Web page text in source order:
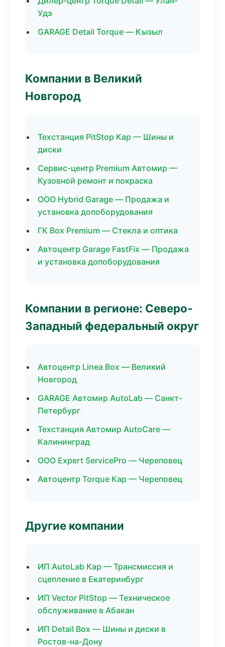
Удэ
GARAGE Detail Torque — Кызыл
Компании в Великий
Новгород
Техстанция PitStop Кар — Шины и
диски
Сервис-центр Premium Автомир —
Кузовной ремонт и покраска
ООО Hybrid Garage — Продажа и
установка допоборудования
ГК Box Premium — Стекла и оптика
Автоцентр Garage FastFix — Продажа
и установка допоборудования
Компании в регионе: Северо-
Западный федеральный округ
Автоцентр Linea Box — Великий
Новгород
GARAGE Автомир AutoLab — Санкт-
Петербург
Техстанция Автомир AutoCare —
Калининград
ООО Expert ServicePro — Череповец
Автоцентр Torque Кар — Череповец
Другие компании
ИП AutoLab Кар — Трансмиссия и
сцепление в Екатеринбург
ИП Vector PitStop — Техническое
обслуживание в Абакан
ИП Detail Box — Шины и диски в
Ростов-на-Дону